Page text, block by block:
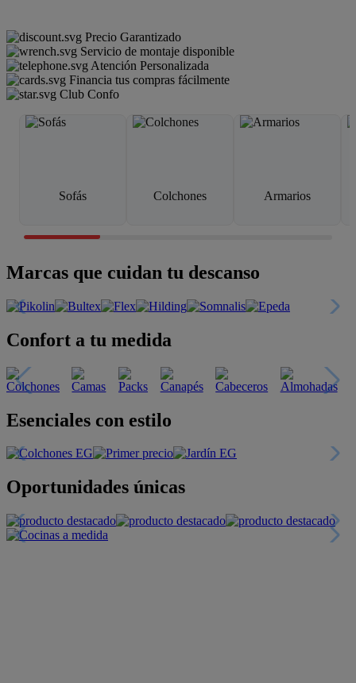
Precio Garantizado
Servicio de montaje disponible
Atención Personalizada
Financia tus compras fácilmente
Club Confo
Sofás Colchones Armarios
Marcas que cuidan tu descanso
Confort a tu medida
Esenciales con estilo
Oportunidades únicas